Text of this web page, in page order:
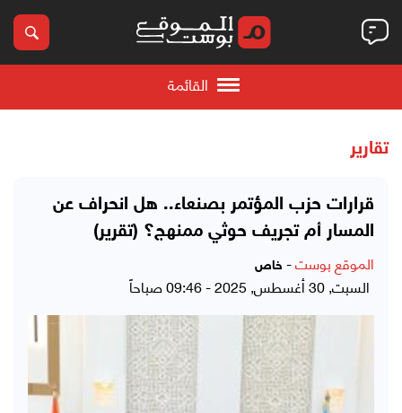
القائمة
تقارير
قرارات حزب المؤتمر بصنعاء.. هل انحراف عن
المسار أم تجريف حوثي ممنهج؟ (تقرير)
الموقع بوست- خاص
السبت, 30 أغسطس, 2025 - 09:46 صباحاً